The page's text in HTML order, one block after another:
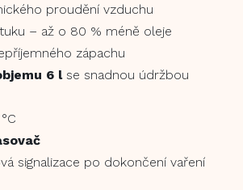
proudění vzduchu
– až o 80 % méně oleje
zápachu
6 lse snadnou údržbou
signalizace po dokončení vaření